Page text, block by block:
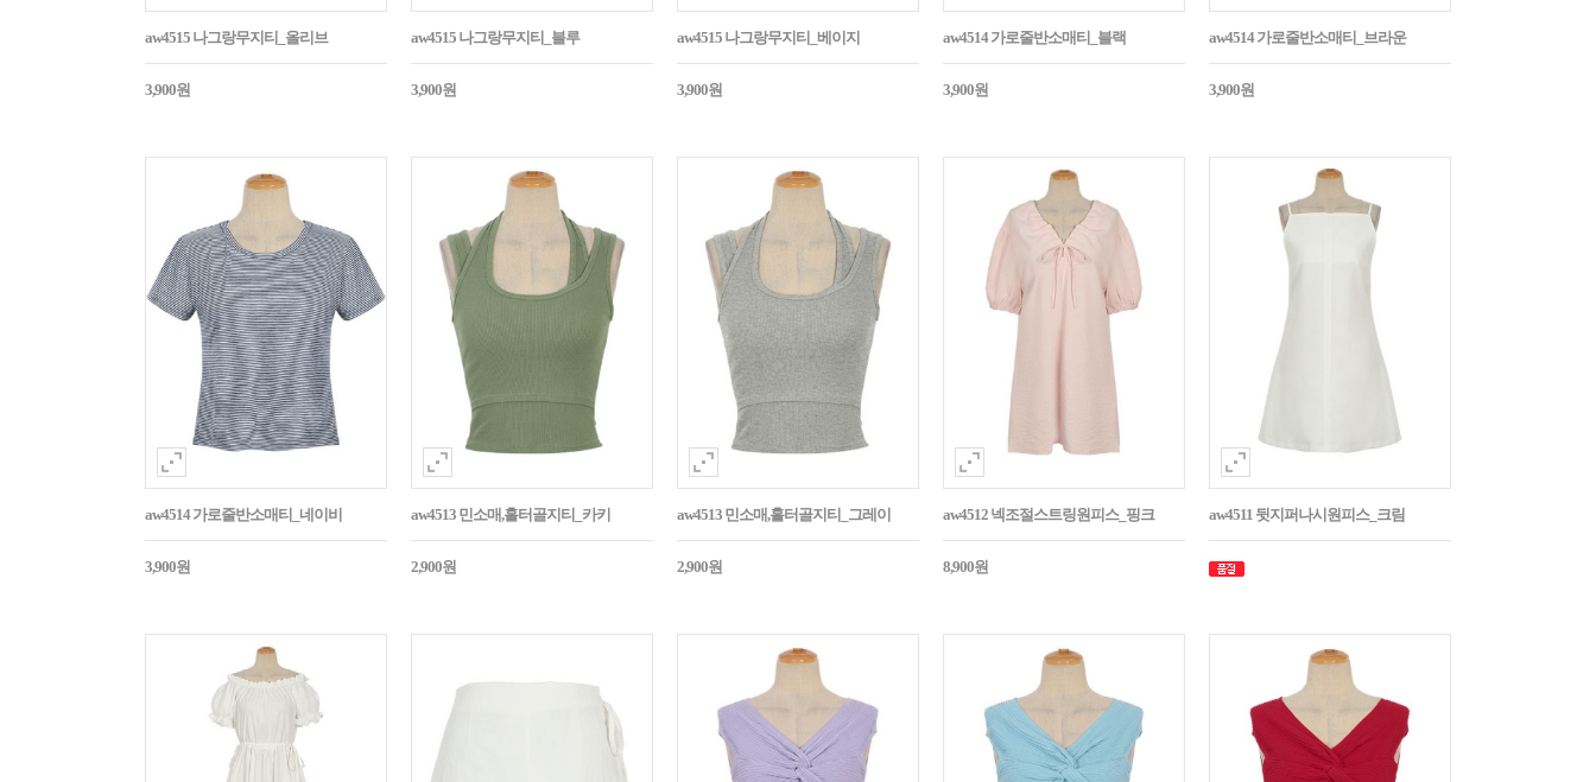
aw4515 나그랑무지티_올리브
3,900원
aw4515 나그랑무지티_블루
3,900원
aw4515 나그랑무지티_베이지
3,900원
aw4514 가로줄반소매티_블랙
3,900원
aw4514 가로줄반소매티_브라운
3,900원
aw4514 가로줄반소매티_네이비
3,900원
aw4513 민소매,홀터골지티_카키
2,900원
aw4513 민소매,홀터골지티_그레이
2,900원
aw4512 넥조절스트링원피스_핑크
8,900원
aw4511 뒷지퍼나시원피스_크림